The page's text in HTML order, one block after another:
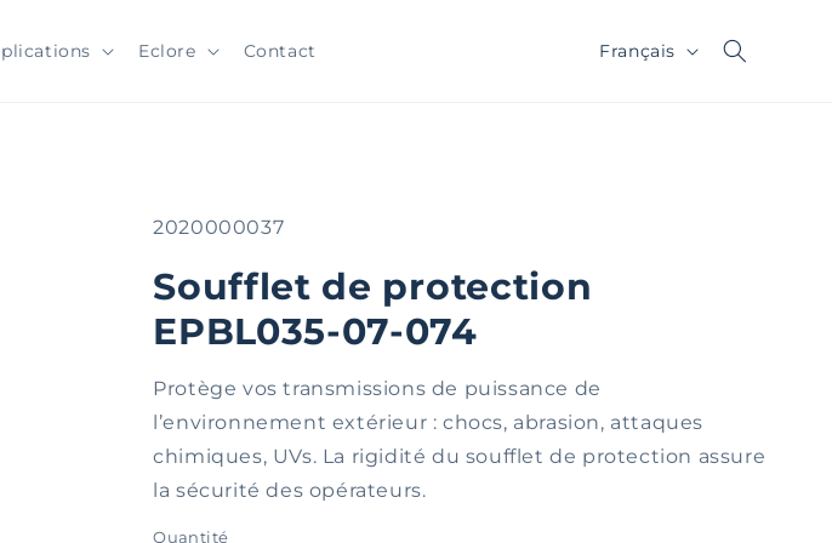
Eclore Contact Langue
Français
SKU:
2020000037
Soufflet de protection
EPBL035-07-074
Protège vos transmissions de puissance de
l’environnement extérieur : chocs, abrasion, attaques
chimiques, UVs. La rigidité du soufflet de protection assure
la sécurité des opérateurs.
Quantité